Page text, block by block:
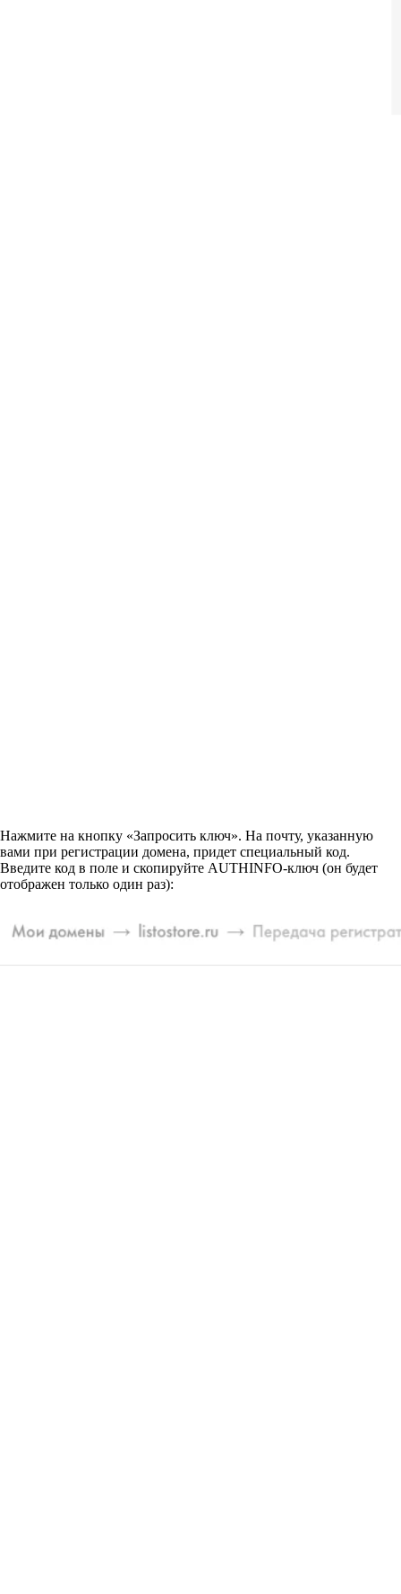
Нажмите на кнопку «Запросить ключ». На почту, указанную
вами при регистрации домена, придет специальный код.
Введите код в поле и скопируйте AUTHINFO-ключ (он будет
отображен только один раз):